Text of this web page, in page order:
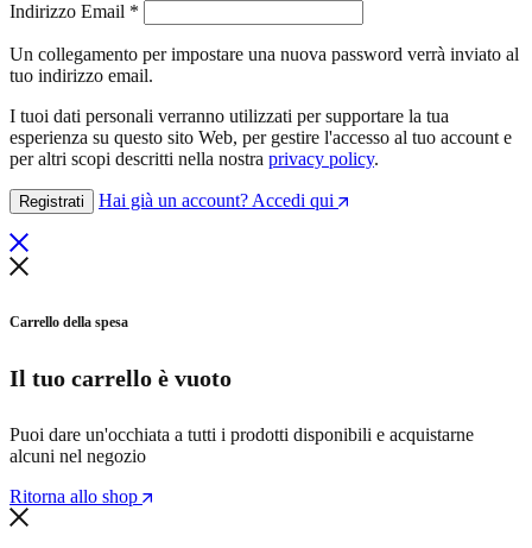
Indirizzo Email *
Un collegamento per impostare una nuova password verrà inviato al
tuo indirizzo email.
I tuoi dati personali verranno utilizzati per supportare la tua
esperienza su questo sito Web, per gestire l'accesso al tuo account e
per altri scopi descritti nella nostra privacy policy.
Registrati Hai già un account? Accedi qui
Carrello della spesa
Il tuo carrello è vuoto
Puoi dare un'occhiata a tutti i prodotti disponibili e acquistarne
alcuni nel negozio
Ritorna allo shop